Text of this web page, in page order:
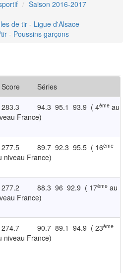
Saison 2016-2017
de tir - Ligue d'Alsace
- Poussins garçons
Score Séries
283.3 94.3 95.1 93.9 ( 4ème au
France)
277.5 89.7 92.3 95.5 ( 16ème
niveau France)
277.2 88.3 96 92.9 ( 17ème au
France)
274.7 90.7 89.1 94.9 ( 23ème
niveau France)